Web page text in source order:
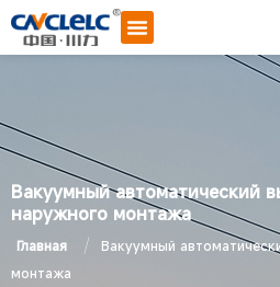
Вакуумный автоматический
наружного монтажа
Главная /
Вакуумный
монтажа